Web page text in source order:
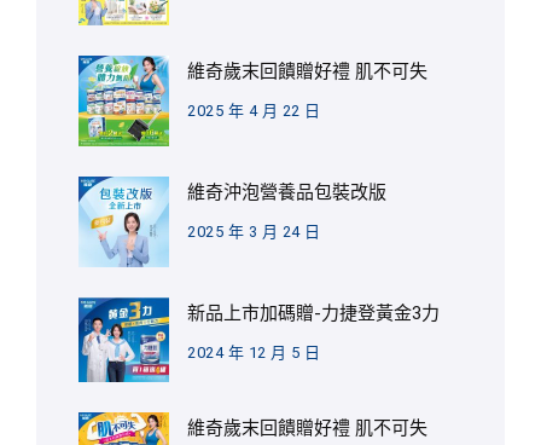
維奇歲末回饋贈好禮 肌不可失
2025 年 4 月 22 日
維奇沖泡營養品包裝改版
2025 年 3 月 24 日
新品上市加碼贈-力捷登黃金3力
2024 年 12 月 5 日
維奇歲末回饋贈好禮 肌不可失